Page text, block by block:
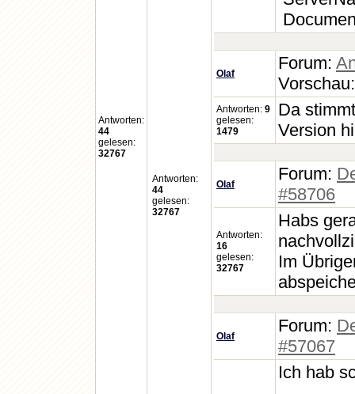
Antworten:
44
gelesen:
32767
Antworten:
44
gelesen:
32767
Olaf
Forum:
Antworten: 9
gelesen:
1479
Da
Version
Olaf
Forum:
#58706
Antworten:
16
gelesen:
32767
Habs
Im
Olaf
Forum:
#57067
Ich hab